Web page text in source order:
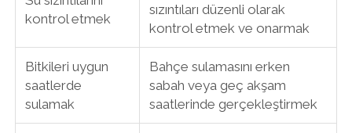
kontrol etmek
sızıntıları düzenli olarak
kontrol etmek ve onarmak
Bitkileri uygun
saatlerde
sulamak
Bahçe sulamasını erken
sabah veya geç akşam
saatlerinde gerçekleştirmek